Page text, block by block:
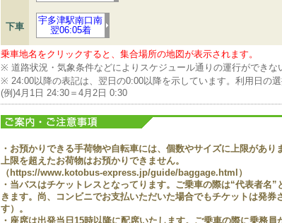
下車
宇多津駅南口南
翌06:05着
乗車地名をクリックすると、集合場所の地図が表示されます。
※ 道路状況・気象条件などによりスケジュール通りの運行ができな
※ 24:00以降の表記は、翌日の0:00以降を示しています。利用日の選
(例)4月1日 24:30＝4月2日 0:30
・お預かりできる手荷物や自転車には、個数やサイズに上限があり
上限を超えたお荷物はお預かりできません。
（https://www.kotobus-express.jp/guide/baggage.html）
・当バスはチケットレスとなってります。ご乗車の際は“代表者名
きます。尚、コンビニでお支払いただいた場合でもチケットは発券
す）。
・座席は出発当日15時以降に配席いたします。ご乗車の際に乗務員